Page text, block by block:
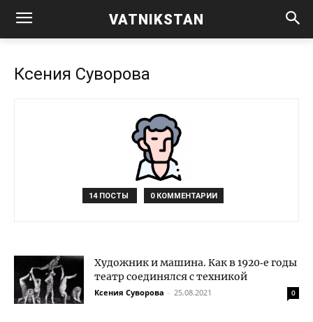
VATNIKSTAN
Ксения Суворова
14 ПОСТЫ 0 КОММЕНТАРИИ
Художник и машина. Как в 1920‑е годы
театр соединялся с техникой
Ксения Суворова - 25.08.2021 0